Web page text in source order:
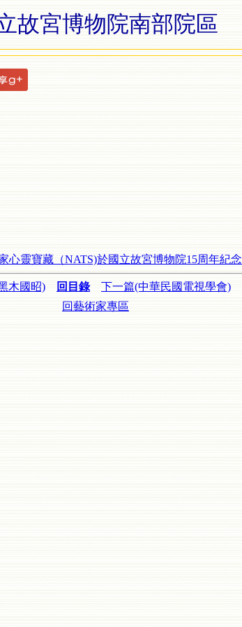
故宮博物院南部院區
靈寶藏（NATS)於國立故宮博物院15周年紀念
木國昭) 回目錄
下一篇(中華民國電視學會)
回藝術家專區